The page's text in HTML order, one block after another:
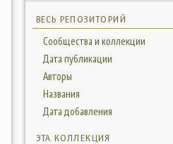
ВЕСЬ РЕПОЗИТОРИЙ
Сообщества и коллекции
Дата публикации
Авторы
Названия
Дата добавления
ЭТА КОЛЛЕКЦИЯ